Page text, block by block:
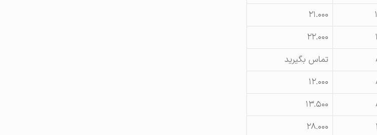
۲۱.۰۰۰
۲۲.۰۰۰
تماس بگیرید
۱۲.۰۰۰
۱۳.۵۰۰
۲۸.۰۰۰